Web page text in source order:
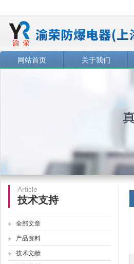
网站首页 关于我们
Article
技术支持
全部文章
产品资料
技术文献